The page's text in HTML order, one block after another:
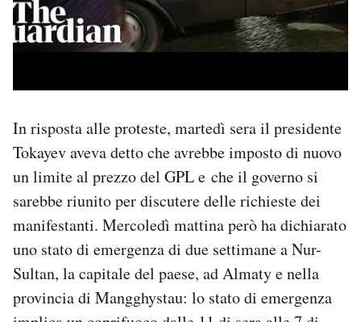
In risposta alle proteste, martedì sera il presidente
Tokayev aveva detto che avrebbe imposto di nuovo
un limite al prezzo del GPL e che il governo si
sarebbe riunito per discutere delle richieste dei
manifestanti. Mercoledì mattina però ha dichiarato
uno stato di emergenza di due settimane a Nur-
Sultan, la capitale del paese, ad Almaty e nella
provincia di Mangghystau: lo stato di emergenza